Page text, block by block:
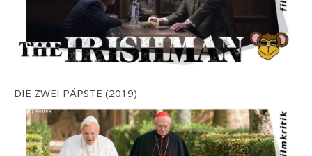
DIE ZWEI PÄPSTE (2019)